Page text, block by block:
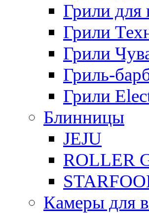
Грили для
Грили
Грили
Гриль-
Грили
Блинницы
JEJU
ROLLER
Камеры для